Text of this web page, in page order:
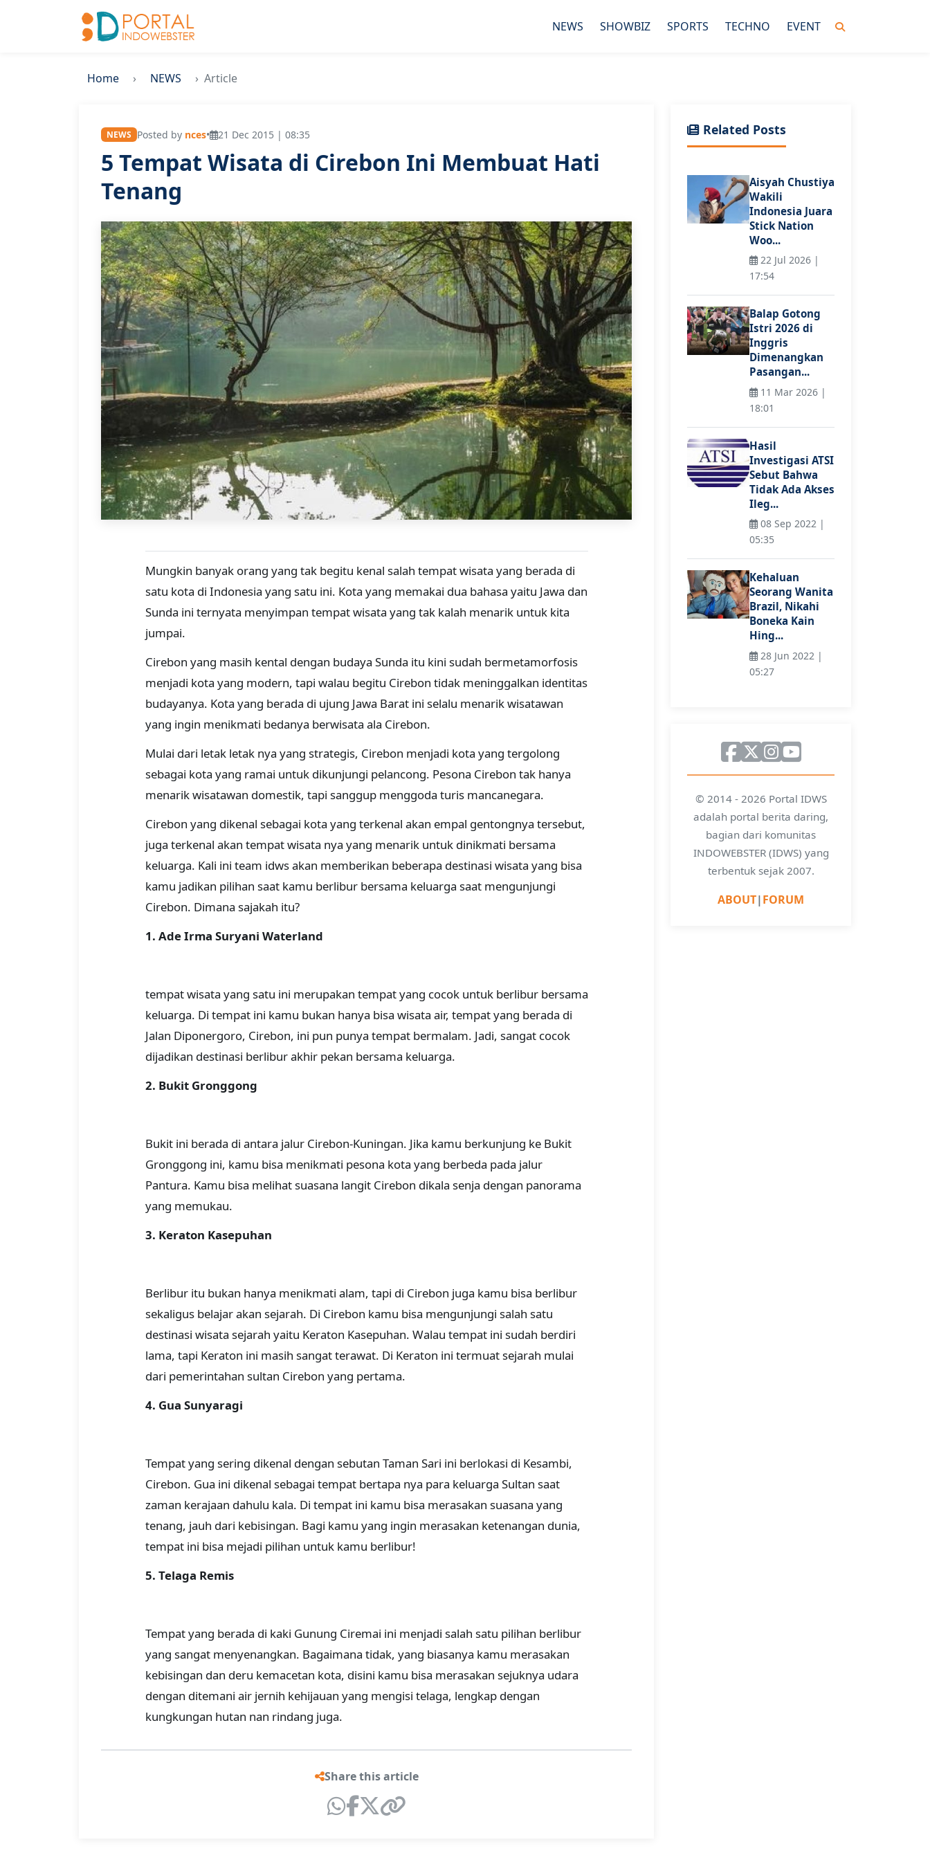
NEWS SHOWBIZ SPORTS TECHNO EVENT
Home NEWS Article
NEWS Posted by nces• 21 Dec 2015 | 08:35
5 Tempat Wisata di Cirebon Ini Membuat Hati
Tenang
Mungkin banyak orang yang tak begitu kenal salah tempat wisata yang berada di
satu kota di Indonesia yang satu ini. Kota yang memakai dua bahasa yaitu Jawa dan
Sunda ini ternyata menyimpan tempat wisata yang tak kalah menarik untuk kita
jumpai.
Cirebon yang masih kental dengan budaya Sunda itu kini sudah bermetamorfosis
menjadi kota yang modern, tapi walau begitu Cirebon tidak meninggalkan identitas
budayanya. Kota yang berada di ujung Jawa Barat ini selalu menarik wisatawan
yang ingin menikmati bedanya berwisata ala Cirebon.
Mulai dari letak letak nya yang strategis, Cirebon menjadi kota yang tergolong
sebagai kota yang ramai untuk dikunjungi pelancong. Pesona Cirebon tak hanya
menarik wisatawan domestik, tapi sanggup menggoda turis mancanegara.
Cirebon yang dikenal sebagai kota yang terkenal akan empal gentongnya tersebut,
juga terkenal akan tempat wisata nya yang menarik untuk dinikmati bersama
keluarga. Kali ini team idws akan memberikan beberapa destinasi wisata yang bisa
kamu jadikan pilihan saat kamu berlibur bersama keluarga saat mengunjungi
Cirebon. Dimana sajakah itu?
1. Ade Irma Suryani Waterland
tempat wisata yang satu ini merupakan tempat yang cocok untuk berlibur bersama
keluarga. Di tempat ini kamu bukan hanya bisa wisata air, tempat yang berada di
Jalan Diponergoro, Cirebon, ini pun punya tempat bermalam. Jadi, sangat cocok
dijadikan destinasi berlibur akhir pekan bersama keluarga.
2. Bukit Gronggong
Bukit ini berada di antara jalur Cirebon-Kuningan. Jika kamu berkunjung ke Bukit
Gronggong ini, kamu bisa menikmati pesona kota yang berbeda pada jalur
Pantura. Kamu bisa melihat suasana langit Cirebon dikala senja dengan panorama
yang memukau.
3. Keraton Kasepuhan
Berlibur itu bukan hanya menikmati alam, tapi di Cirebon juga kamu bisa berlibur
sekaligus belajar akan sejarah. Di Cirebon kamu bisa mengunjungi salah satu
destinasi wisata sejarah yaitu Keraton Kasepuhan. Walau tempat ini sudah berdiri
lama, tapi Keraton ini masih sangat terawat. Di Keraton ini termuat sejarah mulai
dari pemerintahan sultan Cirebon yang pertama.
4. Gua Sunyaragi
Tempat yang sering dikenal dengan sebutan Taman Sari ini berlokasi di Kesambi,
Cirebon. Gua ini dikenal sebagai tempat bertapa nya para keluarga Sultan saat
zaman kerajaan dahulu kala. Di tempat ini kamu bisa merasakan suasana yang
tenang, jauh dari kebisingan. Bagi kamu yang ingin merasakan ketenangan dunia,
tempat ini bisa mejadi pilihan untuk kamu berlibur!
5. Telaga Remis
Tempat yang berada di kaki Gunung Ciremai ini menjadi salah satu pilihan berlibur
yang sangat menyenangkan. Bagaimana tidak, yang biasanya kamu merasakan
kebisingan dan deru kemacetan kota, disini kamu bisa merasakan sejuknya udara
dengan ditemani air jernih kehijauan yang mengisi telaga, lengkap dengan
kungkungan hutan nan rindang juga.
Share this article
Related Posts
Aisyah Chustiya
Wakili
Indonesia Juara
Stick Nation
Woo...
22 Jul 2026 |
17:54
Balap Gotong
Istri 2026 di
Inggris
Dimenangkan
Pasangan...
11 Mar 2026 |
18:01
Hasil
Investigasi ATSI
Sebut Bahwa
Tidak Ada Akses
Ileg...
08 Sep 2022 |
05:35
Kehaluan
Seorang Wanita
Brazil, Nikahi
Boneka Kain
Hing...
28 Jun 2022 |
05:27
© 2014 - 2026 Portal IDWS
adalah portal berita daring,
bagian dari komunitas
INDOWEBSTER (IDWS) yang
terbentuk sejak 2007.
ABOUT|FORUM